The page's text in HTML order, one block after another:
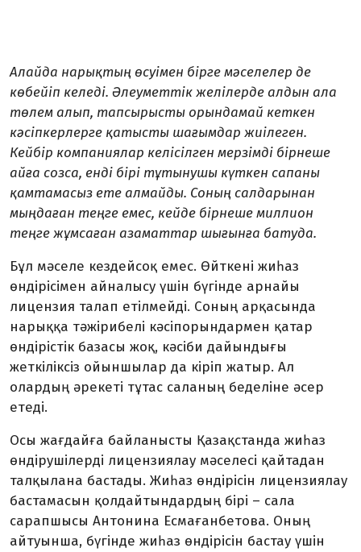
Алайда нарық­­тың өсуімен бірге мәселелер де
көбейіп келеді. Әлеуметтік желілер­де алдын ала
төлем алып, тапсырысты орындамай кеткен
кәсіп­керлерге қатысты шағымдар жиілеген.
Кейбір компаниялар келісіл­ген мерзімді бірнеше
айға созса, енді бірі тұтынушы күткен сапа­ны
қамтамасыз ете алмайды. Соның салдарынан
мыңдаған теңге емес, кейде бірнеше миллион
теңге жұмсаған азаматтар шығынға батуда.
Бұл мәселе кездейсоқ емес. Өйткені жиһаз
өндірісімен айналысу үшін бүгінде арнайы
лицензия талап етілмейді. Соның арқасында
нарыққа тәжірибелі кәсіп­орындармен қатар
өндірістік базасы жоқ, кәсіби дайындығы
жеткіліксіз ойыншылар да кіріп жатыр. Ал
олардың әрекеті тұтас саланың беделіне әсер
етеді.
Осы жағдайға байланысты Қазақстанда жиһаз
өндірушілерді лицензиялау мәселесі қайтадан
талқылана бастады. Жиһаз өндірісін лицензиялау
бастамасын қолдайтындардың бірі – сала
сарапшысы Антонина Есмағанбетова. Оның
айтуынша, бүгінде жиһаз өндірісін бастау үшін